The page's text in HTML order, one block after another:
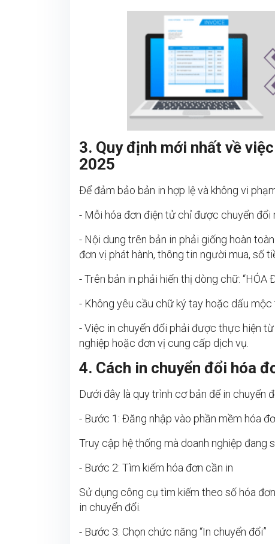
3. Quy định mới nhất về
2025
Để đảm bảo bản in hợp lệ và không vi
- Mỗi hóa đơn điện tử chỉ được chuyển đổi
- Nội dung trên bản in phải giống hoàn
đơn vị phát hành, thông tin người mua, số
- Trên bản in phải hiển thị dòng chữ:
- Không yêu cầu chữ ký tay hoặc dấu
- Việc in chuyển đổi phải được thực hiện
nghiệp hoặc đơn vị cung cấp dịch vụ.
4. Cách in chuyển đổi hóa
Dưới đây là quy trình cơ bản để in chuyển
- Bước 1: Đăng nhập vào phần mềm hóa
Truy cập hệ thống mà doanh nghiệp đang
- Bước 2: Tìm kiếm hóa đơn cần in
Sử dụng công cụ tìm kiếm theo số hóa
in chuyển đổi.
- Bước 3: Chọn chức năng “In chuyển đổi”